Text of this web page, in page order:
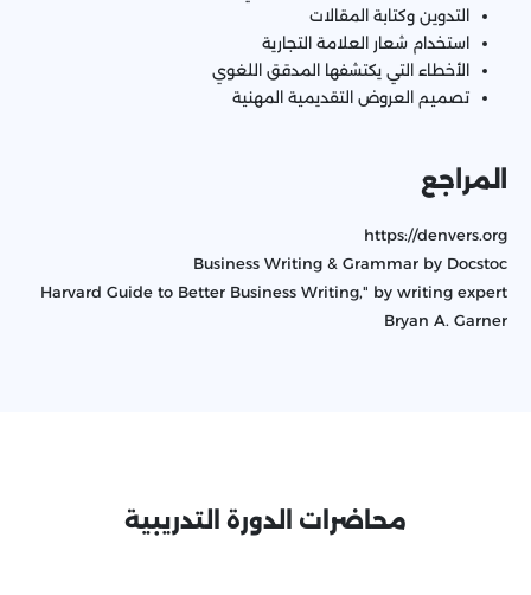
التدوين وكتابة المقالات
استخدام شعار العلامة التجارية
الأخطاء التي يكتشفها المدقق اللغوي
تصميم العروض التقديمية المهنية
المراجع
https://denvers.org
Business Writing & Grammar by Docstoc
Harvard Guide to Better Business Writing," by writing expert
Bryan A. Garner
محاضرات الدورة التدريبية